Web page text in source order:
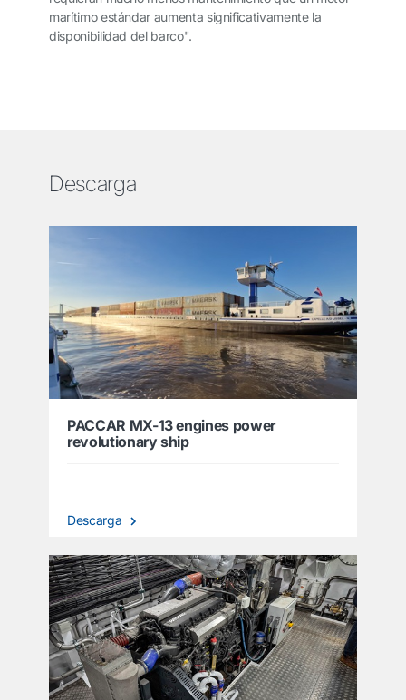
marítimo estándar aumenta significativamente la
disponibilidad del barco".
Descarga
PACCAR MX-13 engines power
revolutionary ship
Descarga